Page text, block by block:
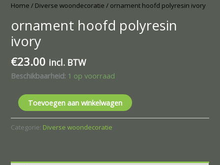
Home / Diverse woondecoratie / ornament hoofd polyresin ivory
ornament hoofd polyresin
ivory
€23.00 incl. BTW
Beschikbaarheid: 1 op voorraad
Toevoegen aan winkelwagen
Categorie: Diverse woondecoratie